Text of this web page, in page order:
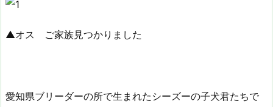
▲オス ご家族見つかりました
愛知県ブリーダーの所で生まれたシーズーの子犬君たちで